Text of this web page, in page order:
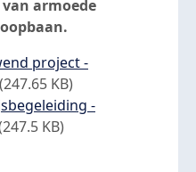
armoede
project -
(247.65 KB)
-
KB)